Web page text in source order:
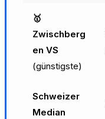
🥇
Zwischberg
en VS
(günstigste)
Schweizer
Median